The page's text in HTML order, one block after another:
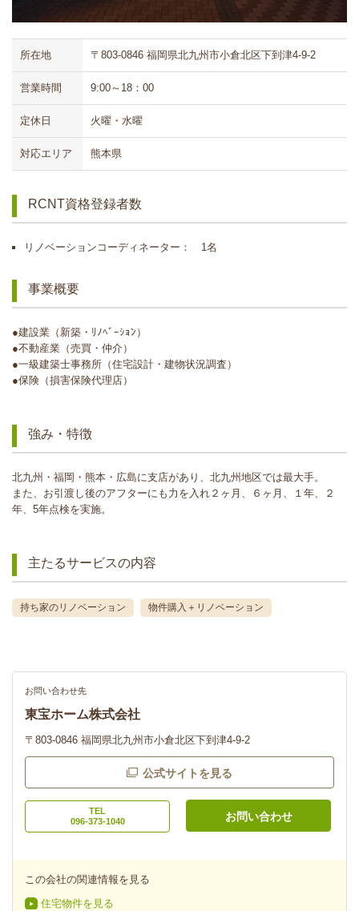
所在地 〒803-0846 福岡県北九州市小倉北区下到津4-9-2
営業時間 9:00～18：00
定休日 火曜・水曜
対応エリア 熊本県
RCNT資格登録者数
リノベーションコーディネーター： 1名
事業概要
●建設業（新築・ﾘﾉﾍﾞｰｼｮﾝ）
●不動産業（売買・仲介）
●一級建築士事務所（住宅設計・建物状況調査）
●保険（損害保険代理店）
強み・特徴
北九州・福岡・熊本・広島に支店があり、北九州地区では最大手。
また、お引渡し後のアフターにも力を入れ２ヶ月、６ヶ月、１年、２
年、5年点検を実施。
主たるサービスの内容
持ち家のリノベーション 物件購入＋リノベーション
お問い合わせ先
東宝ホーム株式会社
〒803-0846 福岡県北九州市小倉北区下到津4-9-2
公式サイトを見る
TEL
096-373-1040
お問い合わせ
この会社の関連情報を見る
住宅物件を見る